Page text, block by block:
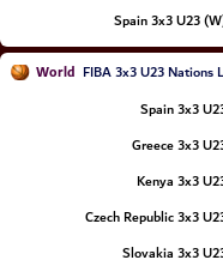
Spain 3x3 U23
World FIBA 3x3 U23 Nations
Spain 3x3
Greece 3x3
Kenya 3x3
Czech Republic 3x3
Slovakia 3x3